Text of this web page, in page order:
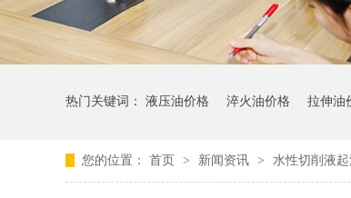
热门关键词： 液压油价格 淬火油价格 拉伸油
您的位置： 首页 > 新闻资讯 > 水性切削液